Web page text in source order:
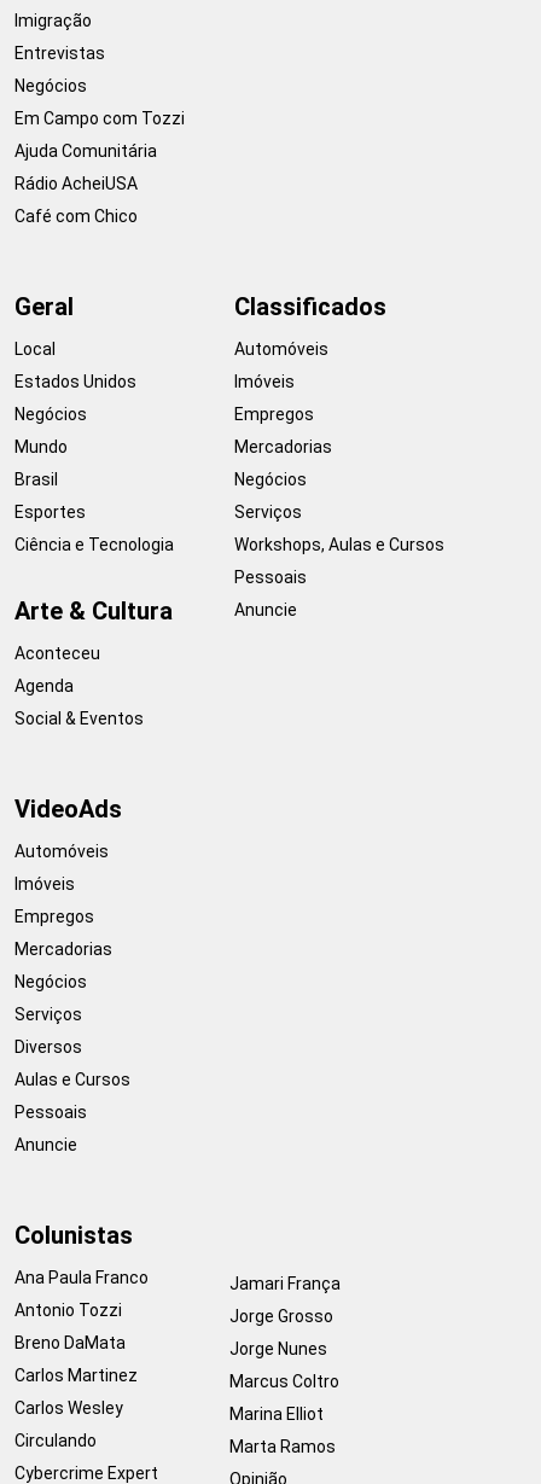
Imigração
Entrevistas
Negócios
Em Campo com Tozzi
Ajuda Comunitária
Rádio AcheiUSA
Café com Chico
Geral
Local
Estados Unidos
Negócios
Mundo
Brasil
Esportes
Ciência e Tecnologia
Arte & Cultura
Aconteceu
Agenda
Social & Eventos
Classificados
Automóveis
Imóveis
Empregos
Mercadorias
Negócios
Serviços
Workshops, Aulas e Cursos
Pessoais
Anuncie
VideoAds
Automóveis
Imóveis
Empregos
Mercadorias
Negócios
Serviços
Diversos
Aulas e Cursos
Pessoais
Anuncie
Colunistas
Ana Paula Franco
Antonio Tozzi
Breno DaMata
Carlos Martinez
Carlos Wesley
Circulando
Cybercrime Expert
Jamari França
Jorge Grosso
Jorge Nunes
Marcus Coltro
Marina Elliot
Marta Ramos
Opinião